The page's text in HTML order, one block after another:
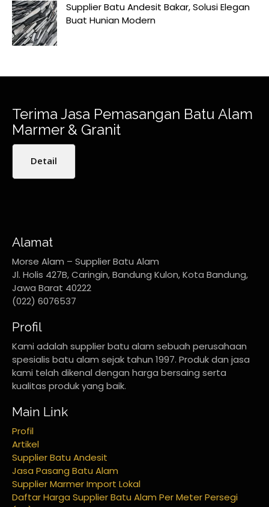
Supplier Batu Andesit Bakar, Solusi Elegan
Buat Hunian Modern
Terima Jasa Pemasangan Batu Alam
Marmer & Granit
Detail
Alamat
Morse Alam – Supplier Batu Alam
Jl. Holis 427B, Caringin, Bandung Kulon, Kota Bandung,
Jawa Barat 40222
(022) 6076537
Profil
Kami adalah supplier batu alam sebuah perusahaan
spesialis batu alam sejak tahun 1997. Produk dan jasa
kami telah dikenal dengan harga bersaing serta
kualitas produk yang baik.
Main Link
Profil
Artikel
Supplier Batu Andesit
Jasa Pasang Batu Alam
Supplier Marmer Import Lokal
Daftar Harga Supplier Batu Alam Per Meter Persegi